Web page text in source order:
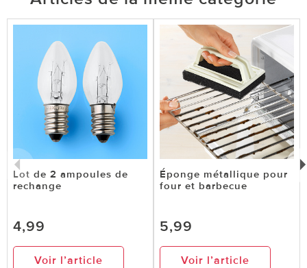
Lot de 2 ampoules de
rechange
4,99
Voir l’article
Éponge métallique pour
four et barbecue
5,99
Voir l’article